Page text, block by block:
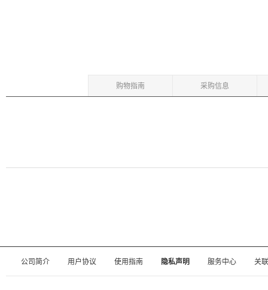
购物指南 采购信息
公司简介 用户协议 使用指南 隐私声明 服务中心 关